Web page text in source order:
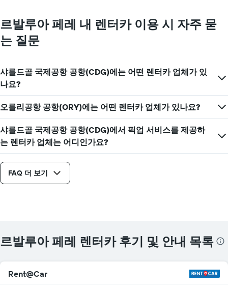
르발루아 페레 내 렌터카 이용 시 자주 묻
는 질문
샤를드골 국제공항 공항(CDG)에는 어떤 렌터카 업체가 있
나요?
오를리공항 공항(ORY)에는 어떤 렌터카 업체가 있나요?
샤를드골 국제공항 공항(CDG)에서 픽업 서비스를 제공하
는 렌터카 업체는 어디인가요?
FAQ 더 보기
르발루아 페레 렌터카 후기 및 안내 목록
Rent@Car